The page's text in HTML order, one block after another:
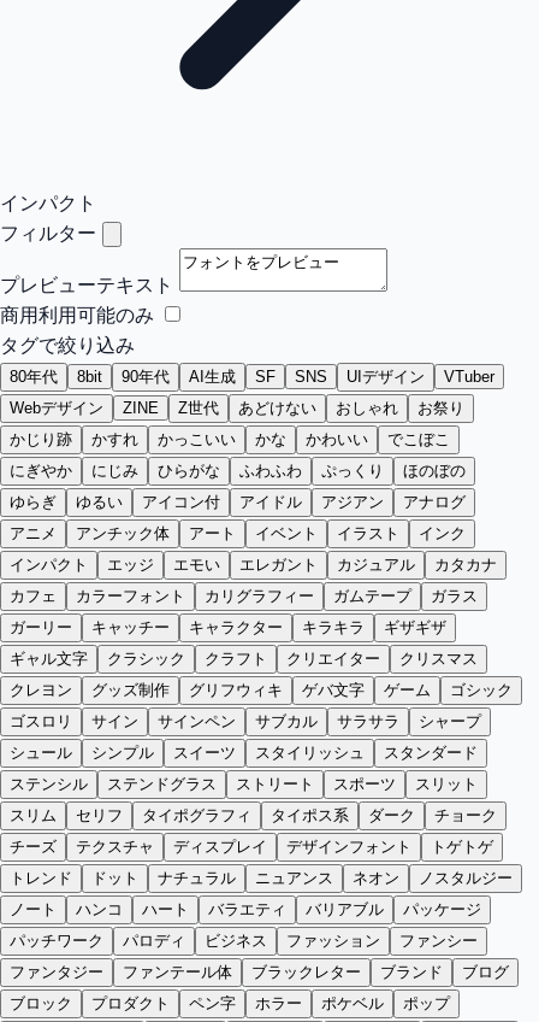
インパクト
フィルター
プレビューテキスト
商用利用可能のみ
タグで絞り込み
80年代 8bit 90年代 AI生成 SF SNS UIデザイン
VTuber
Webデザイン
ZINE Z世代 あどけない おしゃれ
お祭り
かじり跡
かすれ かっこいい かな かわいい
でこぼこ
にぎやか
にじみ ひらがな ふわふわ ぷっくり
ほのぼの
ゆらぎ
ゆるい アイコン付 アイドル アジアン
アナログ
アニメ
アンチック体 アート イベント イラスト
インク
インパクト
エッジ エモい エレガント カジュアル
カタカナ
カフェ
カラーフォント カリグラフィー ガムテープ
ガラス
ガーリー
キャッチー キャラクター キラキラ
ギザギザ
ギャル文字
クラシック クラフト クリエイター
クリスマス
クレヨン
グッズ制作 グリフウィキ ゲバ文字 ゲーム
ゴシック
ゴスロリ
サイン サインペン サブカル サラサラ
シャープ
シュール
シンプル スイーツ スタイリッシュ
スタンダード
ステンシル
ステンドグラス ストリート スポーツ
スリット
スリム
セリフ タイポグラフィ タイポス系 ダーク
チョーク
チーズ
テクスチャ ディスプレイ デザインフォント
トゲトゲ
トレンド
ドット ナチュラル ニュアンス ネオン
ノスタルジー
ノート
ハンコ ハート バラエティ バリアブル
パッケージ
パッチワーク
パロディ ビジネス ファッション
ファンシー
ファンタジー
ファンテール体 ブラックレター ブランド
ブログ
ブロック
プロダクト ペン字 ホラー ポケベル
ポップ